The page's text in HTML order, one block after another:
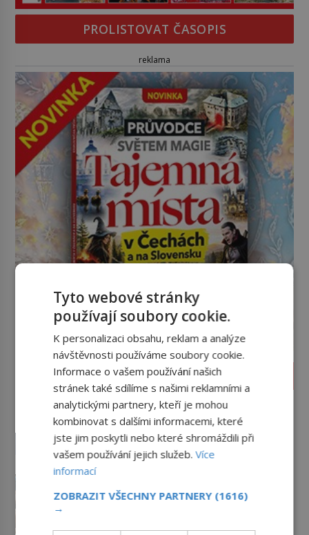
PROLISTOVAT ČASOPIS
reklama
LIFESTYLE
Příběhy slavných koktejlů: Kde
se vzal Manhattan a Bloody
Mary?
Promíchejte whiskey, červený
vermut, několik střiků koktejlových
bitters a led, sceďte, ozdobte
Manhattan je tu! A pokud to má být
skutečně on, dejte si pozor, ať
whiskey či klidně bourbonu
Jak znechucený Američan
samozřejmostí. Jenže ještě v 19.
Tyto webové stránky
používají soubory cookie.
K personalizaci obsahu, reklam a analýze
návštěvnosti používáme soubory cookie.
Informace o vašem používání našich
stránek také sdílíme s našimi reklamními a
analytickými partnery, kteří je mohou
kombinovat s dalšími informacemi, které
jste jim poskytli nebo které shromáždili při
vašem používání jejich služeb.Více
informací
ZOBRAZIT VŠECHNY PARTNERY (1616)
→